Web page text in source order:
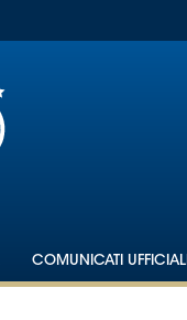
COMUNICATI UFFICIALI